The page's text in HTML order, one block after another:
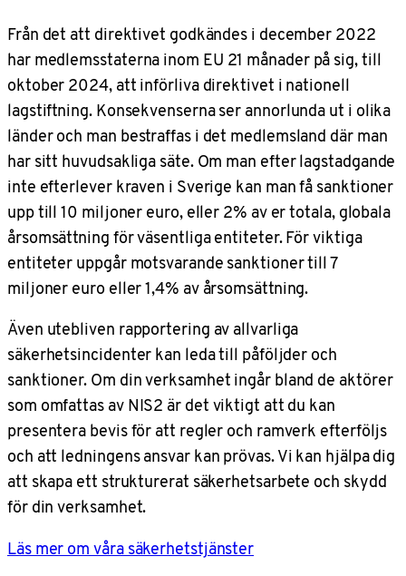
Från det att direktivet godkändes i december 2022
har medlemsstaterna inom EU 21 månader på sig, till
oktober 2024, att införliva direktivet i nationell
lagstiftning. Konsekvenserna ser annorlunda ut i olika
länder och man bestraffas i det medlemsland där man
har sitt huvudsakliga säte. Om man efter lagstadgande
inte efterlever kraven i Sverige kan man få sanktioner
upp till 10 miljoner euro, eller 2% av er totala, globala
årsomsättning för väsentliga entiteter. För viktiga
entiteter uppgår motsvarande sanktioner till 7
miljoner euro eller 1,4% av årsomsättning.
Även utebliven rapportering av allvarliga
säkerhetsincidenter kan leda till påföljder och
sanktioner. Om din verksamhet ingår bland de aktörer
som omfattas av NIS2 är det viktigt att du kan
presentera bevis för att regler och ramverk efterföljs
och att ledningens ansvar kan prövas. Vi kan hjälpa dig
att skapa ett strukturerat säkerhetsarbete och skydd
för din verksamhet.
Läs mer om våra säkerhetstjänster